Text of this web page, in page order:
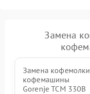
Замена
Замена кофемолки
кофемашины
Gorenje TCM 330B